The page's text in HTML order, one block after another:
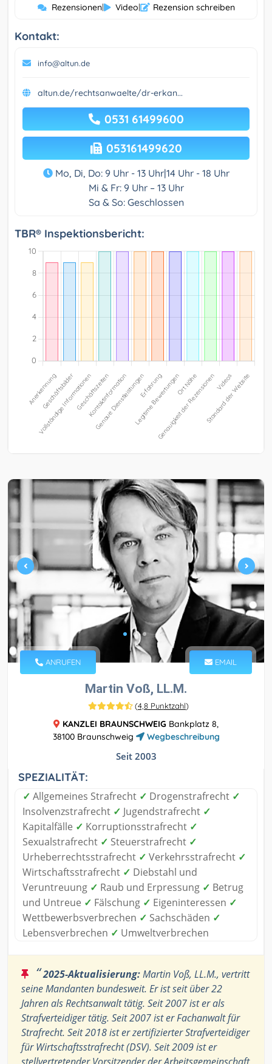
Rezensionen| Video| Rezension schreiben
Kontakt:
info@altun.de
altun.de/rechtsanwaelte/dr-erkan...
0531 61499600
053161499620
Mo, Di, Do: 9 Uhr - 13 Uhr|14 Uhr - 18 Uhr
Mi & Fr: 9 Uhr – 13 Uhr
Sa & So: Geschlossen
TBR® Inspektionsbericht:
ANRUFEN EMAIL
Martin Voß, LL.M.
(4,8 Punktzahl)
KANZLEI BRAUNSCHWEIG Bankplatz 8,
38100 Braunschweig
Wegbeschreibung
Seit 2003
SPEZIALITÄT:
✓ Allgemeines Strafrecht ✓ Drogenstrafrecht ✓
Insolvenzstrafrecht ✓ Jugendstrafrecht ✓
Kapitalfälle ✓ Korruptionsstrafrecht ✓
Sexualstrafrecht ✓ Steuerstrafrecht ✓
Urheberrechtsstrafrecht ✓ Verkehrsstrafrecht ✓
Wirtschaftsstrafrecht ✓ Diebstahl und
Veruntreuung ✓ Raub und Erpressung ✓ Betrug
und Untreue ✓ Fälschung ✓ Eigeninteressen ✓
Wettbewerbsverbrechen ✓ Sachschäden ✓
Lebensverbrechen ✓ Umweltverbrechen
“2025-Aktualisierung:Martin Voß, LL.M., vertritt
seine Mandanten bundesweit. Er ist seit über 22
Jahren als Rechtsanwalt tätig. Seit 2007 ist er als
Strafverteidiger tätig. Seit 2007 ist er Fachanwalt für
Strafrecht. Seit 2018 ist er zertifizierter Strafverteidiger
für Wirtschaftsstrafrecht (DSV). Seit 2009 ist er